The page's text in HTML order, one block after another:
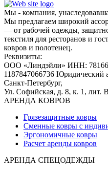
Мы - компания,
Мы предлагаем широкий
— от рабочей одежды,
текстиля для ресторанов и
ковров и полотенец.
Реквизиты:
ООО «Линдэйли» ИНН:
1187847066736 Юридический
Санкт-Петербург,
Ул. Софийская, д. 8, к. 1, лит.
АРЕНДА КОВРОВ
Грязезащитные ковры
Сменные ковры с
Эргономичные ковры
Расчет аренды ковров
АРЕНДА СПЕЦОДЕЖДЫ